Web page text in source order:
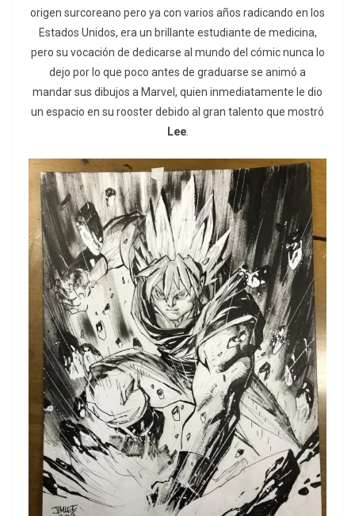
origen surcoreano pero ya con varios años radicando en los
Estados Unidos, era un brillante estudiante de medicina,
pero su vocación de dedicarse al mundo del cómic nunca lo
dejo por lo que poco antes de graduarse se animó a
mandar sus dibujos a Marvel, quien inmediatamente le dio
un espacio en su rooster debido al gran talento que mostró
Lee.